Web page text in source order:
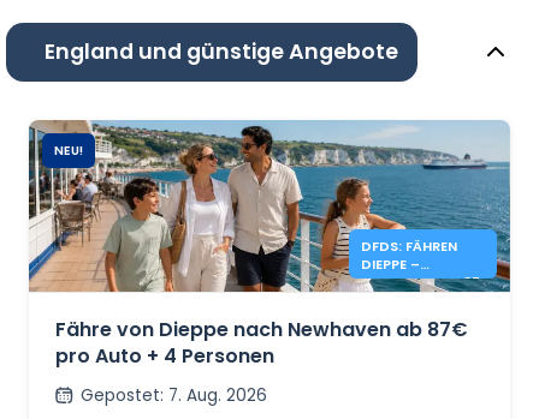
England und günstige Angebote
NEU!
DFDS: FÄHREN
DIEPPE –
NEWHAVEN AB 87
Fähre von Dieppe nach Newhaven ab 87€
pro Auto + 4 Personen
Gepostet: 7. Aug. 2026